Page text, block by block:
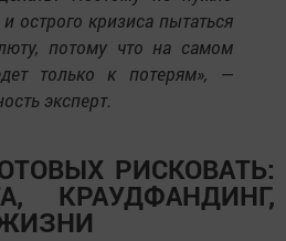
острого кризиса пытаться
потому что на самом
только к потерям», —
эксперт.
РИСКОВАТЬ:
КРАУДФАНДИНГ,